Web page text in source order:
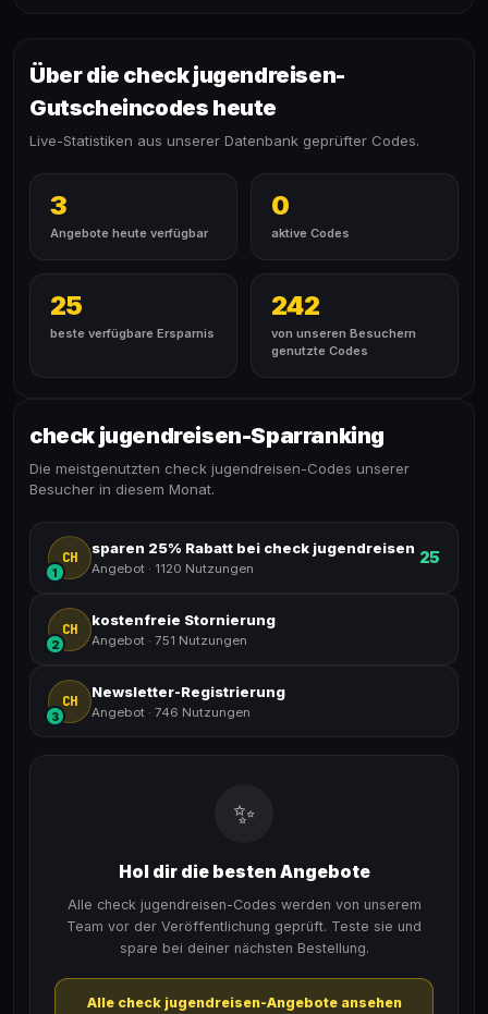
Über die check jugendreisen-
Gutscheincodes heute
Live-Statistiken aus unserer Datenbank geprüfter Codes.
3
Angebote heute verfügbar
0
aktive Codes
25
beste verfügbare Ersparnis
242
von unseren Besuchern
genutzte Codes
check jugendreisen-Sparranking
Die meistgenutzten check jugendreisen-Codes unserer
Besucher in diesem Monat.
CH
1
sparen 25% Rabatt bei check jugendreisen
Angebot · 1120 Nutzungen
25
CH
2
kostenfreie Stornierung
Angebot · 751 Nutzungen
CH
3
Newsletter-Registrierung
Angebot · 746 Nutzungen
✨
Hol dir die besten Angebote
Alle check jugendreisen-Codes werden von unserem
Team vor der Veröffentlichung geprüft. Teste sie und
spare bei deiner nächsten Bestellung.
Alle check jugendreisen-Angebote ansehen